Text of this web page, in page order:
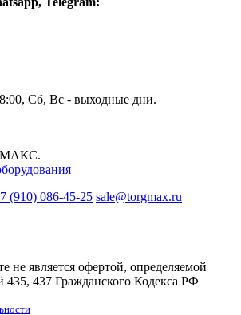
Сб, Вс - выходные дни.
(910) 086-45-25 sale@torgmax.ru
не является офертой, определяемой
435, 437 Гражданского Кодекса РФ